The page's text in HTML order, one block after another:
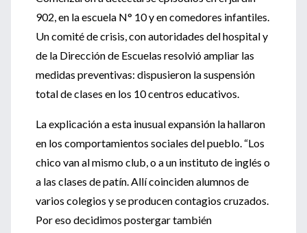
902, en la escuela N° 10 y en comedores infantiles.
Un comité de crisis, con autoridades del hospital y
de la Dirección de Escuelas resolvió ampliar las
medidas preventivas: dispusieron la suspensión
total de clases en los 10 centros educativos.
La explicación a esta inusual expansión la hallaron
en los comportamientos sociales del pueblo. “Los
chico van al mismo club, o a un instituto de inglés o
a las clases de patín. Allí coinciden alumnos de
varios colegios y se producen contagios cruzados.
Por eso decidimos postergar también